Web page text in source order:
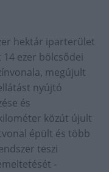
hektár iparterület
ezer bölcsődei
megújult
nyújtó
és
közút újult
épült és több
teszi
-